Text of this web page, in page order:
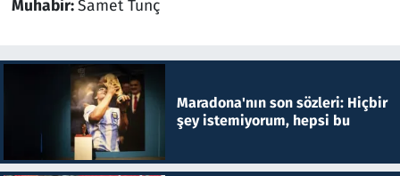
Muhabir:Samet Tunç
Maradona'nın son sözleri: Hiçbir
şey istemiyorum, hepsi bu